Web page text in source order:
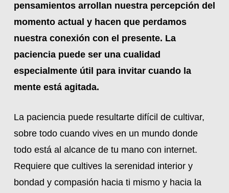
pensamientos arrollan nuestra percepción del
momento actual y hacen que perdamos
nuestra conexión con el presente. La
paciencia puede ser una cualidad
especialmente útil para invitar cuando la
mente está agitada.
La paciencia puede resultarte difícil de cultivar,
sobre todo cuando vives en un mundo donde
todo está al alcance de tu mano con internet.
Requiere que cultives la serenidad interior y
bondad y compasión hacia ti mismo y hacia la